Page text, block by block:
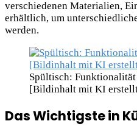
verschiedenen Materialien,
erhältlich, um
werden.
Spültisch:
[Bildinhalt mit KI
Das Wichtigste in